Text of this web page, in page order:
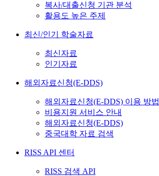
복사/대출신청 기관 분석
활용도 높은 주제
최신/인기 학술자료
최신자료
인기자료
해외자료신청(E-DDS)
해외자료신청(E-DDS) 이용 방법
비용지원 서비스 안내
해외자료신청(E-DDS)
중국대학 자료 검색
RISS API 센터
RISS 검색 API